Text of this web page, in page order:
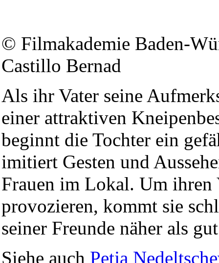
© Filmakademie Baden-
Castillo Bernad
Als ihr Vater seine
einer attraktiven
beginnt die Tochter ein
imitiert Gesten und
Frauen im Lokal. Um ihren
provozieren, kommt sie
seiner Freunde näher als
Siehe auch Petja